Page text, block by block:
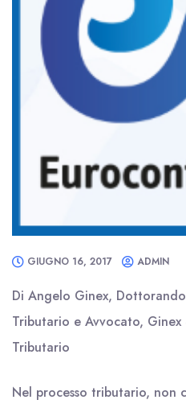
GIUGNO 16, 2017 ADMIN
Di Angelo Ginex,
Tributario e Avvocato,
Tributario
Nel processo tributario, non